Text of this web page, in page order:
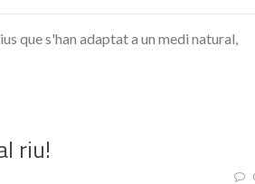
que s'han adaptat a un medi natural,
riu!